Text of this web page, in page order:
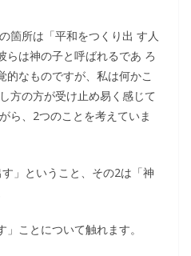
箇所は「平和をつくり出 す人
らは神の子と呼ばれるであ ろ
的なものですが、私は何かこ
方の方が受け止め易く感じて
ら、2つのことを考えていま
」ということ、その2は「神
ことについて触れます。